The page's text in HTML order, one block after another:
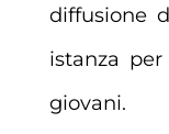
diffusione
istanza
giovani.